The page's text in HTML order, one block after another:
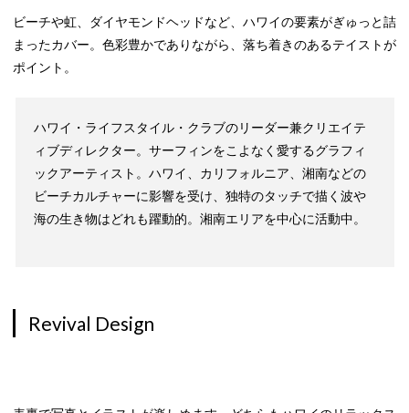
ビーチや虹、ダイヤモンドヘッドなど、ハワイの要素がぎゅっと詰
まったカバー。色彩豊かでありながら、落ち着きのあるテイストが
ポイント。
ハワイ・ライフスタイル・クラブのリーダー兼クリエイテ
ィブディレクター。サーフィンをこよなく愛するグラフィ
ックアーティスト。ハワイ、カリフォルニア、湘南などの
ビーチカルチャーに影響を受け、独特のタッチで描く波や
海の生き物はどれも躍動的。湘南エリアを中心に活動中。
Revival Design